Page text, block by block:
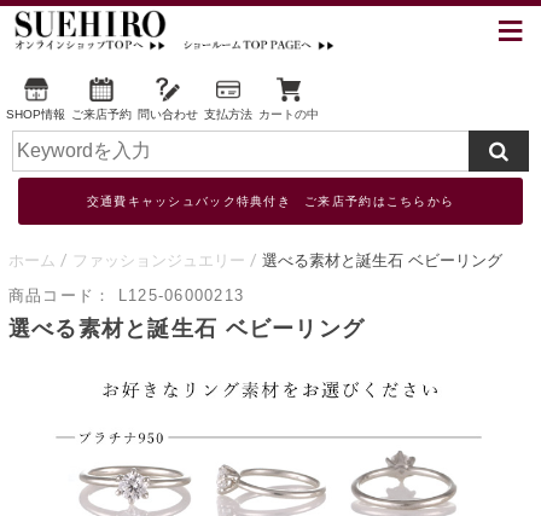
SHOP情報 ご来店予約 問い合わせ 支払方法 カートの中
交通費キャッシュバック特典付き ご来店予約はこちらから
ホーム ファッションジュエリー
選べる素材と誕生石 ベビーリング
商品コード：
L125-06000213
選べる素材と誕生石 ベビーリング